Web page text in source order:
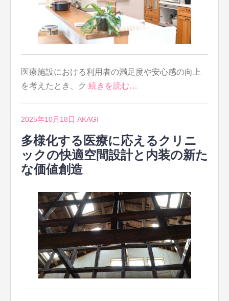
医療施設における利用者の満足度や安心感の向上
を考えたとき、ク 続きを読む…
2025年10月18日 AKAGI
多様化する医療に応えるクリニ
ックの快適空間設計と内装の新た
な価値創造